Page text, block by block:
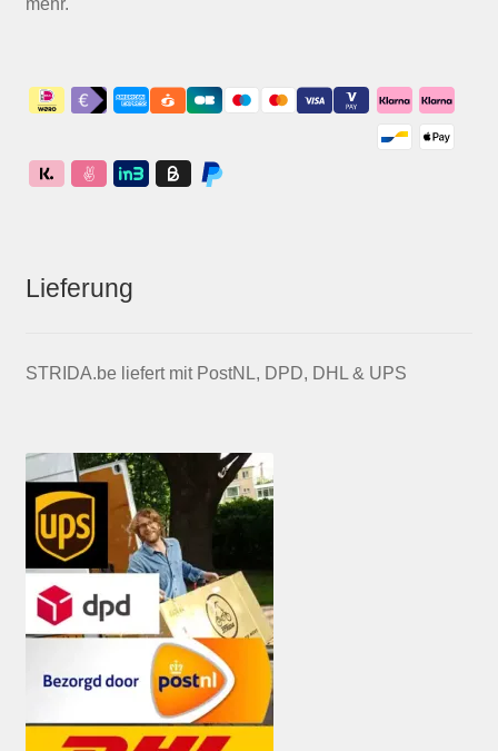
mehr.
Lieferung
STRIDA.be liefert mit PostNL, DPD, DHL & UPS